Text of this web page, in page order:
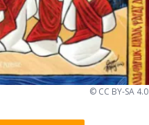
© CC BY-SA 4.0